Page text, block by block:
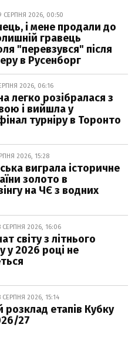
СЕРПНЯ 2026, 00:50
і мене продали до
гравець
"перевзувся" після
в Русенборг
2026, 06:16
легко розібралася з
і вийшла у
турніру в Торонто
2026, 15:28
виграла історичне
золото в
на ЧЄ з водних
СЕРПНЯ 2026, 16:06
світу з літнього
у 2026 році не
2026, 15:14
розклад етапів Кубку
27